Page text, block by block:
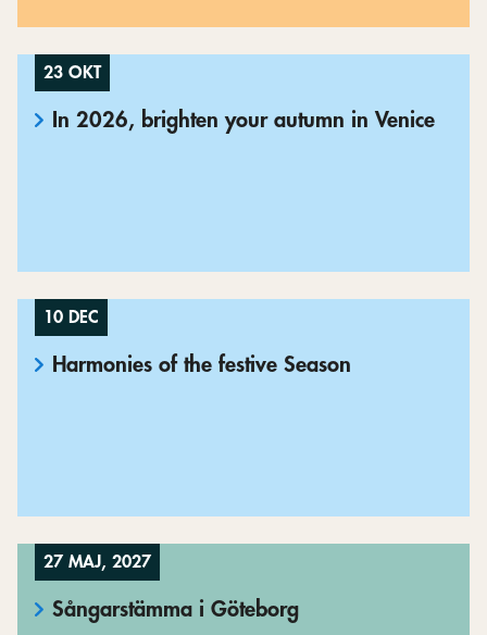
23 OKT
In 2026, brighten your autumn in Venice
10 DEC
Harmonies of the festive Season
27 MAJ, 2027
Sångarstämma i Göteborg